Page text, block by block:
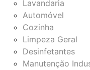
Lavandaria
Automóvel
Cozinha
Limpeza Geral
Desinfetantes
Manutenção